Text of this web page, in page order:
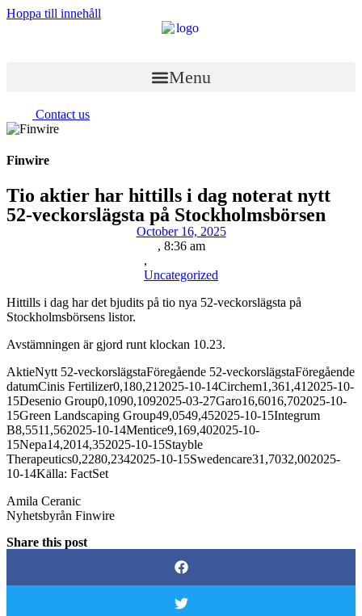
Hoppa till innehåll
Menu
Contact us
Finwire
Tio aktier har hittills i dag noterat nytt
52-veckorslägsta på Stockholmsbörsen
October 16, 2025
, 8:36 am
,
Uncategorized
Hittills i dag har det bjudits på tio nya 52-veckorslägsta på
Stockholmsbörsens listor.
Avstämningen är gjord runt klockan 10.23.
AktieNytt 52-veckorslägstaFöregående 52-veckorslägstaFöregående
datumCinis Fertilizer0,180,212025-10-14Circhem1,361,412025-10-
15Desenio Group0,1090,1092025-03-27Garo16,6016,702025-10-
15Green Landscaping Group49,0549,452025-10-15Integrum
B8,5511,562025-10-14Mentice9,169,402025-10-
15Nepa14,2014,352025-10-15Stayble
Therapeutics0,2280,2342025-10-15Swedencare31,7032,002025-
10-14Källa: FactSet
Amila Ceranic
Nyhetsbyrån Finwire
Share this post